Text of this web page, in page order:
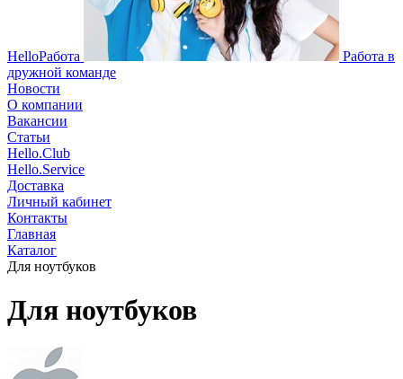
HelloРабота
Работа в
дружной команде
Новости
О компании
Вакансии
Статьи
Hello.Club
Hello.Service
Доставка
Личный кабинет
Контакты
Главная
Каталог
Для ноутбуков
Для ноутбуков